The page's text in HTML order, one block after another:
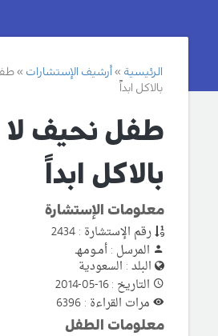
الرئيسية أرشيف الإستشارات
بالاكل ابداً
طفل نحيف لا
بالاكل ابداً
معلومات الإستشارة
رقم الإستشارة : 2434
المرسل : أمـومـهـ
البلد : السعودية
التاريخ : 16-05-2014
مرات القراءة : 6396
معلومات الطفل